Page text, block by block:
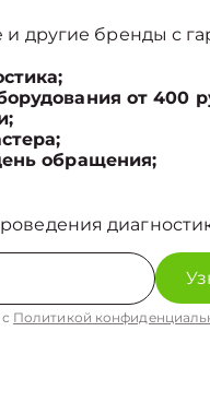
и другие бренды с
от 400
обращения;
Политикой